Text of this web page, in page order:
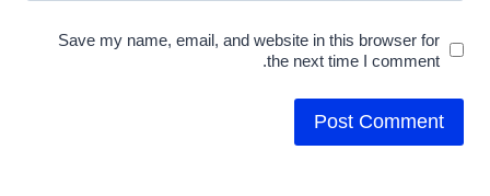
Save my name, email, and website in this browser for
the next time I comment.